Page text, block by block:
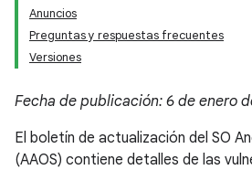
Anuncios
Preguntas y respuestas frecuentes
Versiones
Fecha de publicación: 6 de enero
El boletín de actualización del SO
(AAOS) contiene detalles de las